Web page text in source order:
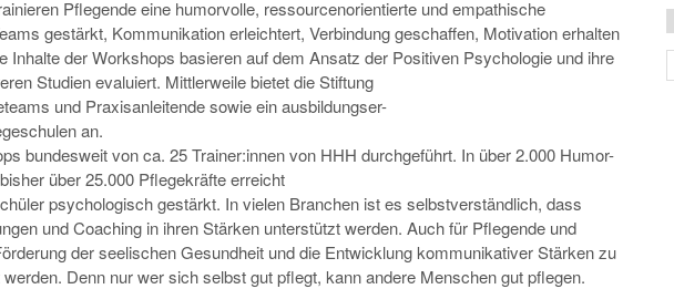
Pflegende eine humorvolle, ressourcenorientierte und empathische
gestärkt, Kommunikation erleichtert, Verbindung geschaffen, Motivation erhalten
Inhalte der Workshops basieren auf dem Ansatz der Positiven Psychologie und ihre
Studien evaluiert. Mittlerweile bietet die Stiftung
und Praxisanleitende sowie ein ausbildungser-
an.
bundesweit von ca. 25 Trainer:innen von HHH durchgeführt. In über 2.000 Humor-
über 25.000 Pflegekräfte erreicht
psychologisch gestärkt. In vielen Branchen ist es selbstverständlich, dass
und Coaching in ihren Stärken unterstützt werden. Auch für Pflegende und
der seelischen Gesundheit und die Entwicklung kommunikativer Stärken zu
Denn nur wer sich selbst gut pflegt, kann andere Menschen gut pflegen.